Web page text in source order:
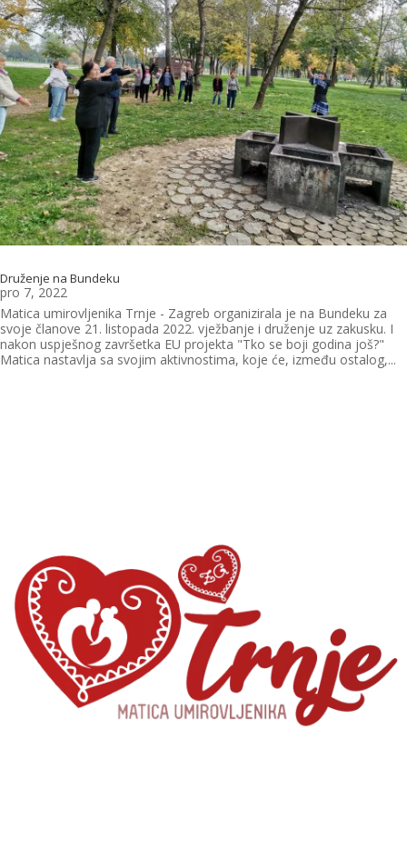
Druženje na Bundeku
pro 7, 2022
Matica umirovljenika Trnje - Zagreb organizirala je na Bundeku za
svoje članove 21. listopada 2022. vježbanje i druženje uz zakusku. I
nakon uspješnog završetka EU projekta "Tko se boji godina još?"
Matica nastavlja sa svojim aktivnostima, koje će, između ostalog,...